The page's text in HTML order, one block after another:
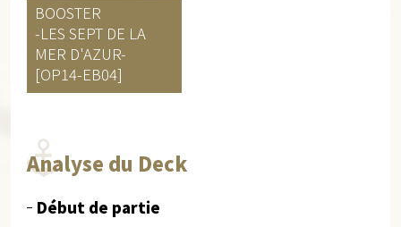
BOOSTER
-LES SEPT DE LA
MER D'AZUR-
[OP14-EB04]
Analyse du Deck
Début de partie